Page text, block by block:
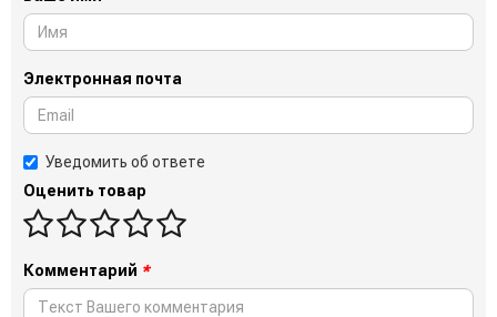
Электронная почта
Уведомить об ответе
Оценить товар
Комментарий *